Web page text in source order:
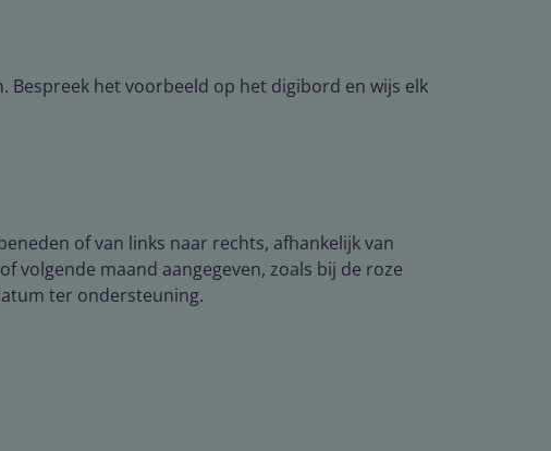
Bespreek het voorbeeld op het digibord en wijs elk
of van links naar rechts, afhankelijk van
volgende maand aangegeven, zoals bij de roze
ter ondersteuning.